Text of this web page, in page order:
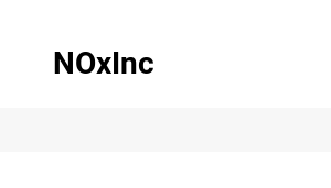
NOxInc